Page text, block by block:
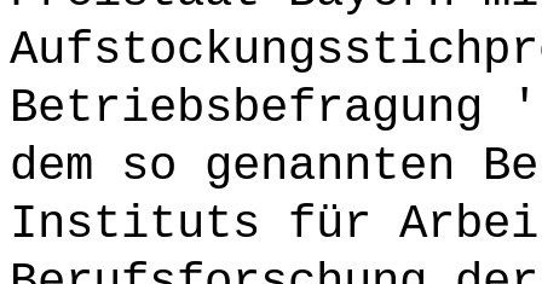
Betriebsbefragung
dem so genannten
Instituts für